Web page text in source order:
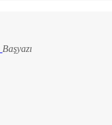
Başyazı